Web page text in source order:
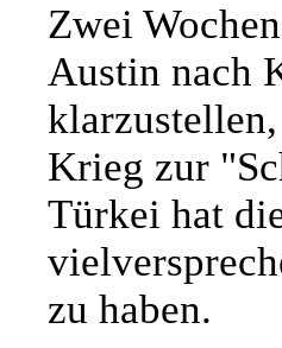
Zwei
Austin nach
Krieg zur
Türkei hat
zu haben.